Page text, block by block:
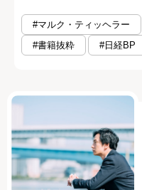
#マルク・ティッヘラー
#書籍抜粋
#日経BP